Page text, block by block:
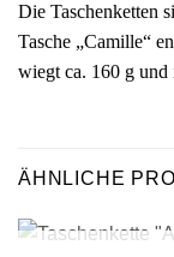
Die Taschenketten
Tasche „Camille“
wiegt ca. 160 g und
ÄHNLICHE